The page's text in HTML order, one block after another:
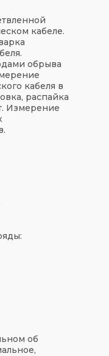
кабеле.
обрыва
кабеля в
распайка
Измерение
об